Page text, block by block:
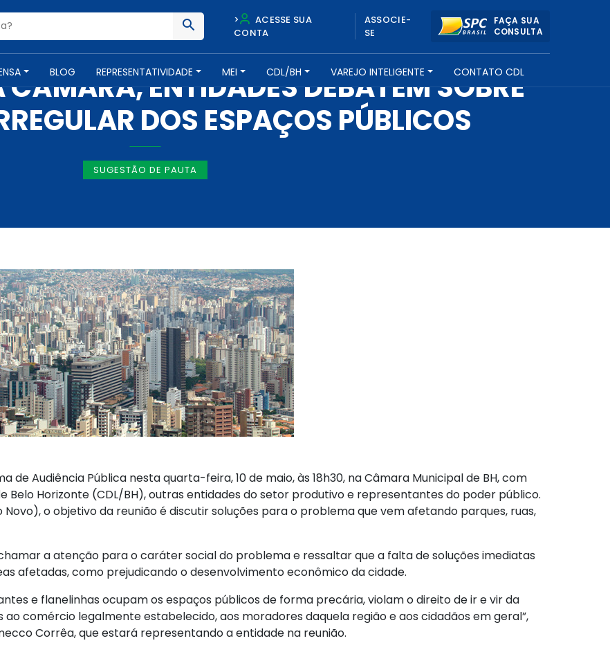
>
ACESSE SUA
CONTA
ASSOCIE-
SE
FAÇA SUA
CONSULTA
BLOG REPRESENTATIVIDADE MEI CDL/BH VAREJO INTELIGENTE CONTATO CDL
IMPRENSA -10 DE MAIO DE 2017
ENTIDADES DEBATEM SOBRE
DOS ESPAÇOS PÚBLICOS
SUGESTÃO DE PAUTA
de Audiência Pública nesta quarta-feira, 10 de maio, às 18h30, na Câmara Municipal de BH, com
Belo Horizonte (CDL/BH), outras entidades do setor produtivo e representantes do poder público.
o objetivo da reunião é discutir soluções para o problema que vem afetando parques, ruas,
a atenção para o caráter social do problema e ressaltar que a falta de soluções imediatas
afetadas, como prejudicando o desenvolvimento econômico da cidade.
e flanelinhas ocupam os espaços públicos de forma precária, violam o direito de ir e vir da
comércio legalmente estabelecido, aos moradores daquela região e aos cidadãos em geral”,
Corrêa, que estará representando a entidade na reunião.